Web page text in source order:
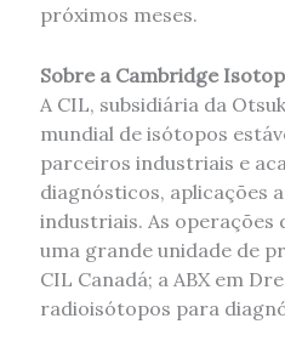
próximos meses.
Sobre a Cambridge
A CIL, subsidiária da
mundial de isótopos
parceiros industriais e
diagnósticos, aplicações
industriais. As operações
uma grande unidade de
CIL Canadá; a ABX em
radioisótopos para